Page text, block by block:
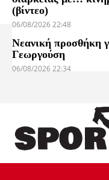
(βίντεο)
06/08/2026 22:48
Νεανική προσθήκη
Γεωργούση
06/08/2026 22:34